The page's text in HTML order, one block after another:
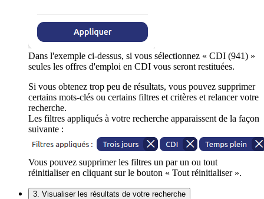
Dans l'exemple ci-dessus, si vous sélectionnez « CDI (941) »
seules les offres d'emploi en CDI vous seront restituées.
Si vous obtenez trop peu de résultats, vous pouvez supprimer
certains mots-clés ou certains filtres et critères et relancer votre
recherche.
Les filtres appliqués à votre recherche apparaissent de la façon
suivante :
Vous pouvez supprimer les filtres un par un ou tout
réinitialiser en cliquant sur le bouton « Tout réinitialiser ».
3. Visualiser les résultats de votre recherche